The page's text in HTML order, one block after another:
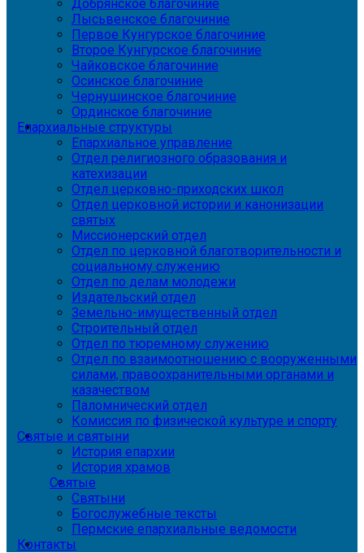
Добрянское благочиние
Лысьвенское благочиние
Первое Кунгурское благочиние
Второе Кунгурское благочиние
Чайковское благочиние
Осинское благочиние
Чернушинское благочиние
Ординское благочиние
Епархиальные структуры
Епархиальное управление
Отдел религиозного образования и
катехизации
Отдел церковно-приходских школ
Отдел церковной истории и канонизации
святых
Миссионерский отдел
Отдел по церковной благотворительности и
социальному служению
Отдел по делам молодежи
Издательский отдел
Земельно-имущественный отдел
Строительный отдел
Отдел по тюремному служению
Отдел по взаимоотношению с вооруженными
силами, правоохранительными органами и
казачеством
Паломнический отдел
Комиссия по физической культуре и спорту
Святые и святыни
История епархии
История храмов
Святые
Святыни
Богослужебные тексты
Пермские епархиальные ведомости
Контакты